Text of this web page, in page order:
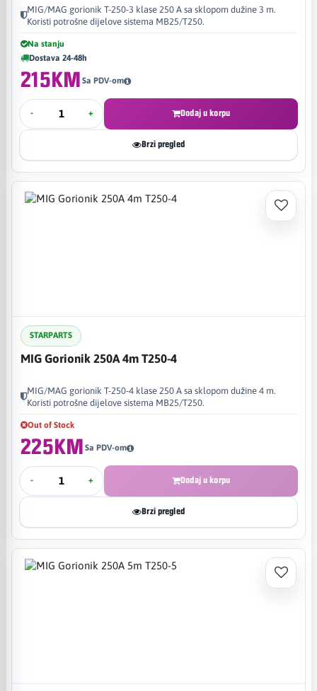
MIG/MAG gorionik T-250-3 klase 250 A sa sklopom dužine 3 m.
Koristi potrošne dijelove sistema MB25/T250.
Na stanju
Dostava 24-48h
215KM Sa PDV-om
- + Dodaj u korpu
Brzi pregled
STARPARTS
MIG Gorionik 250A 4m T250-4
MIG/MAG gorionik T-250-4 klase 250 A sa sklopom dužine 4 m.
Koristi potrošne dijelove sistema MB25/T250.
Out of Stock
225KM Sa PDV-om
- + Dodaj u korpu
Brzi pregled